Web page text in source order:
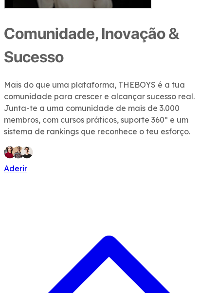
Comunidade, Inovação &
Sucesso
Mais do que uma plataforma, THEBOYS é a tua
comunidade para crescer e alcançar sucesso real.
Junta-te a uma comunidade de mais de 3.000
membros, com cursos práticos, suporte 360º e um
sistema de rankings que reconhece o teu esforço.
Aderir